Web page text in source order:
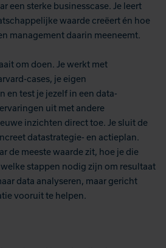
een sterke businesscase. Je leert
waarde creëert én hoe
management daarin meeneemt.
om doen. Je werkt met
cases, je eigen
en test je jezelf in een data-
uit met andere
inzichten direct toe. Je sluit de
datastrategie- en actieplan.
de meeste waarde zit, hoe je die
stappen nodig zijn om resultaat
data analyseren, maar gericht
vooruit te helpen.